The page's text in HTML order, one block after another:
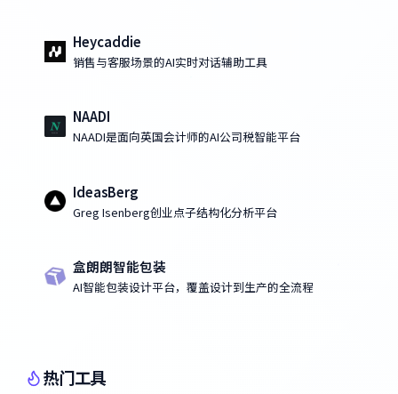
Heycaddie
销售与客服场景的AI实时对话辅助工具
NAADI
NAADI是面向英国会计师的AI公司税智能平台
IdeasBerg
Greg Isenberg创业点子结构化分析平台
盒朗朗智能包装
AI智能包装设计平台，覆盖设计到生产的全流程
热门工具